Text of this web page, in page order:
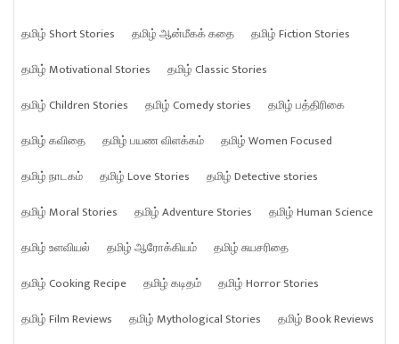
தமிழ் Short Stories தமிழ் ஆன்மீகக் கதை
தமிழ் Fiction Stories
தமிழ் Motivational Stories
தமிழ் Classic Stories
தமிழ் Children Stories
தமிழ் Comedy stories
தமிழ் பத்திரிகை
தமிழ் கவிதை
தமிழ் பயண விளக்கம்
தமிழ் Women Focused
தமிழ் நாடகம்
தமிழ் Love Stories
தமிழ் Detective stories
தமிழ் Moral Stories
தமிழ் Adventure Stories
தமிழ் Human Science
தமிழ் உளவியல்
தமிழ் ஆரோக்கியம்
தமிழ் சுயசரிதை
தமிழ் Cooking Recipe
தமிழ் கடிதம்
தமிழ் Horror Stories
தமிழ் Film Reviews
தமிழ் Mythological Stories
தமிழ் Book Reviews